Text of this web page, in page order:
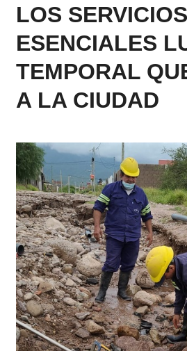
LOS SERVICIOS
ESENCIALES
TEMPORAL
A LA CIUDAD